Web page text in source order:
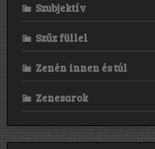
Szubjektív
Szűz füllel
Zenén innen és túl
Zenesarok